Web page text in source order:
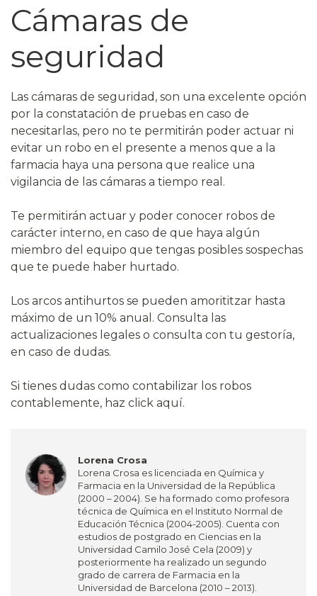
Cámaras de
seguridad
Las cámaras de seguridad, son una excelente opción
por la constatación de pruebas en caso de
necesitarlas, pero no te permitirán poder actuar ni
evitar un robo en el presente a menos que a la
farmacia haya una persona que realice una
vigilancia de las cámaras a tiempo real.
Te permitirán actuar y poder conocer robos de
carácter interno, en caso de que haya algún
miembro del equipo que tengas posibles sospechas
que te puede haber hurtado.
Los arcos antihurtos se pueden amorititzar hasta
máximo de un 10% anual. Consulta las
actualizaciones legales o consulta con tu gestoría,
en caso de dudas.
Si tienes dudas como contabilizar los robos
contablemente, haz click aquí.
Lorena Crosa
Lorena Crosa es licenciada en Química y
Farmacia en la Universidad de la República
(2000 – 2004). Se ha formado como profesora
técnica de Química en el Instituto Normal de
Educación Técnica (2004-2005). Cuenta con
estudios de postgrado en Ciencias en la
Universidad Camilo José Cela (2009) y
posteriormente ha realizado un segundo
grado de carrera de Farmacia en la
Universidad de Barcelona (2010 – 2013).